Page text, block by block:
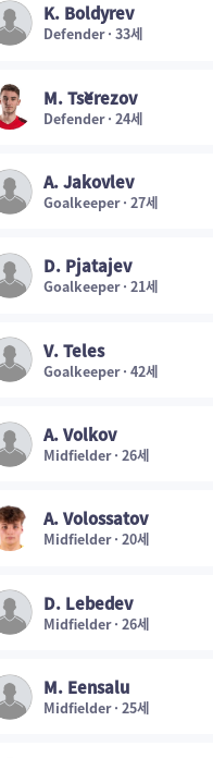
K. Boldyrev
Defender · 33세
M. Tšerezov
Defender · 24세
A. Jakovlev
Goalkeeper · 27세
D. Pjatajev
Goalkeeper · 21세
V. Teles
Goalkeeper · 42세
A. Volkov
Midfielder · 26세
A. Volossatov
Midfielder · 20세
D. Lebedev
Midfielder · 26세
M. Eensalu
Midfielder · 25세